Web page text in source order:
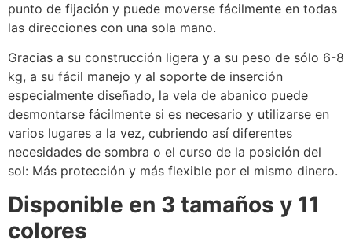
punto de fijación y puede moverse fácilmente en todas
las direcciones con una sola mano.
Gracias a su construcción ligera y a su peso de sólo 6-8
kg, a su fácil manejo y al soporte de inserción
especialmente diseñado, la vela de abanico puede
desmontarse fácilmente si es necesario y utilizarse en
varios lugares a la vez, cubriendo así diferentes
necesidades de sombra o el curso de la posición del
sol: Más protección y más flexible por el mismo dinero.
Disponible en 3 tamaños y 11
colores